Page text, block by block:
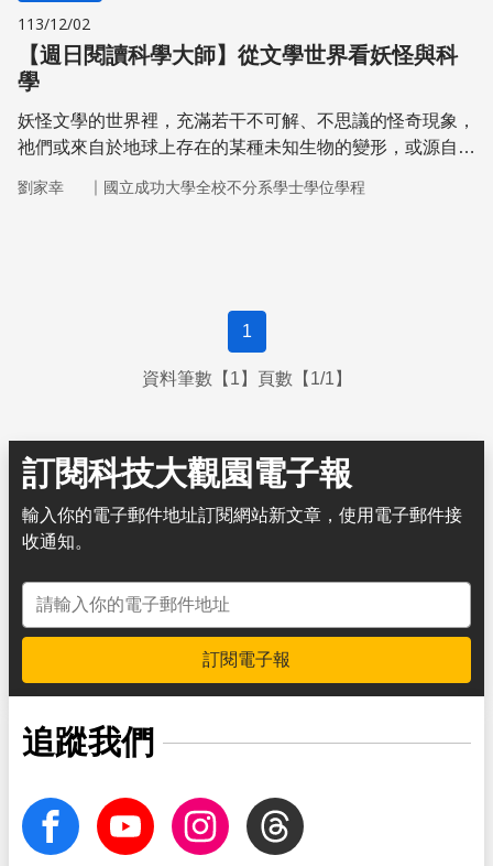
113/12/02
【週日閱讀科學大師】從文學世界看妖怪與科
學
妖怪文學的世界裡，充滿若干不可解、不思議的怪奇現象，
祂們或來自於地球上存在的某種未知生物的變形，或源自於
理解而產生的斥異與誤解。
劉家幸 ｜ 國立成功大學全校不分系學士學位學程
1
資料筆數【1】頁數【1/1】
訂閱科技大觀園電子報
輸入你的電子郵件地址訂閱網站新文章，使用電子郵件接
收通知。
電子郵件地址
訂閱電子報
追蹤我們
facebook Youtube InstagramThreads